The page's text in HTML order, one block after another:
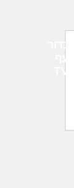
כַּדוּר
עָף
TV